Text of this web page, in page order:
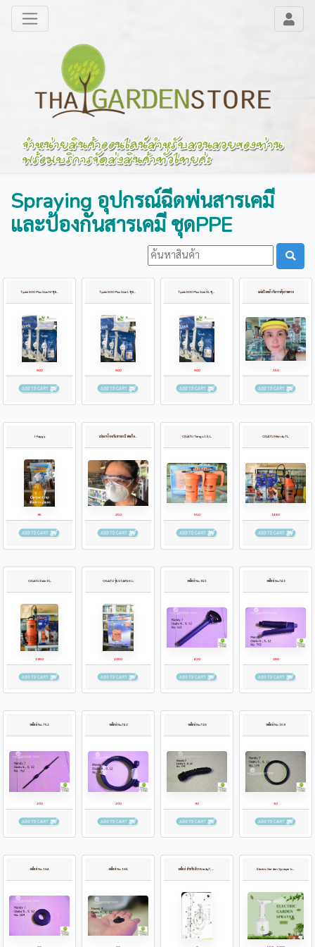
Spraying อุปกรณ์ฉีดพ่นสารเคมี
และป้องกันสารเคมี ชุดPPE
Tyvek 600 Plus Size M ชุดPPEป้องกันการติดเชื้อไวรัส
600
Tyvek 600 Plus Size L ชุดPPEป้องกันการติดเชื้อไวรัส
600
Tyvek 600 Plus Size XL ชุดPPEป้องกันการติดเชื้อไวรัส
600
แผ่นปิดหน้า กันการฟุ้งกระจาย
150
J-Foggy
95
แว่นตาป้องกันสารเคมี สะเก็ด น้ำลาย ขายแพ็ค2ชิ้น
250
OSATU Tango 1.5 L.
550
OSATU Mendy 7L.
1480
OSATU Kale 9 L.
1950
OSATU รุ่น STAR16 L.
2350
อะไหล่ No. 921
420
อะไหล่ No.743
280
อะไหล่ No. 752
200
อะไหล่ No.742
200
อะไหล่ No.726
90
อะไหล่ No. 159
30
อะไหล่ No. 164 อะไหล่ No. 165 อะไหล่ สำหรับถัง Mnady7, Osatu 6,9,12 ลิตร Electric Garden Sprayer by TGS สเปรย์ฉีดน้ำอัตโนมัติ ชาร์จไฟระบบUSB